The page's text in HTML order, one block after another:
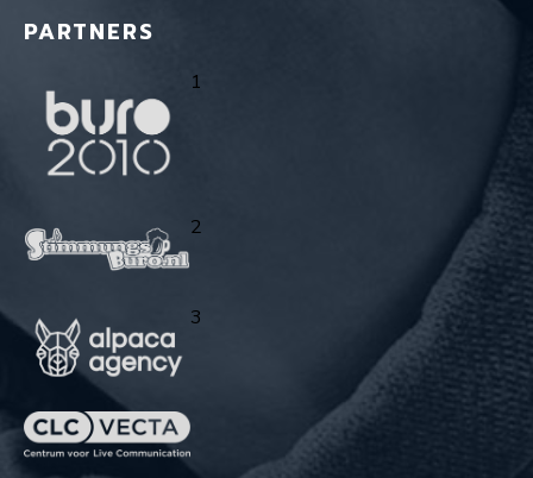
PARTNERS
1
2
3